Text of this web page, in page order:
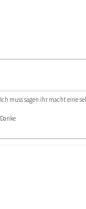
Ich muss sagen ihr macht eine
Danke